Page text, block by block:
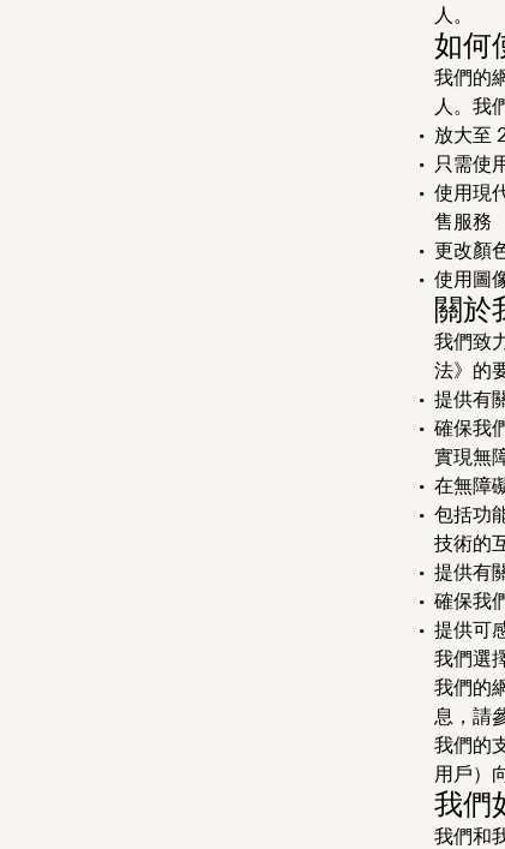
人。
如何
我們的
人。我
放大至
只需使
使用現
售服務
更改顏
使用圖
關於
我們致
法》的
提供有
確保我
實現無
在無障
包括功
技術的
提供有
確保我
提供可
我們選
我們的
息，請
我們的
用戶）
我們
我們和